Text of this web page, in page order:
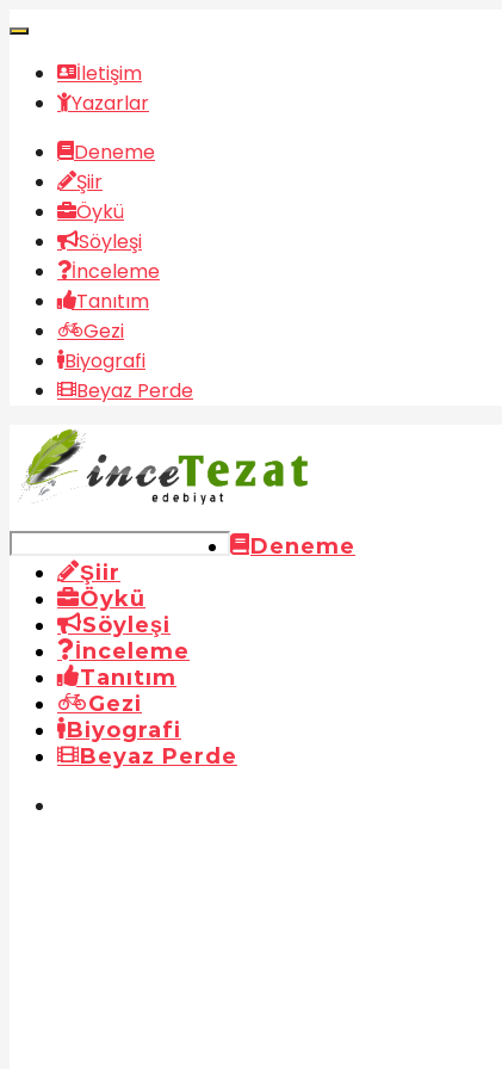
İletişim
Yazarlar
Deneme
Şiir
Öykü
Söyleşi
İnceleme
Tanıtım
Gezi
Biyografi
Beyaz Perde
Deneme
Şiir
Öykü
Söyleşi
İnceleme
Tanıtım
Gezi
Biyografi
Beyaz Perde